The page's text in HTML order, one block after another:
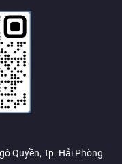
Quyền, Tp. Hải Phòng